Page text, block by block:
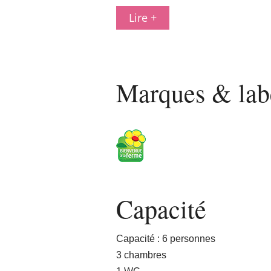
Lire +
Marques &
Capacité
Capacité : 6 personnes
3 chambres